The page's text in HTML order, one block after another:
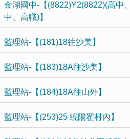
金湖國中-【(8822)Y2(8822)(高中
中、高職)】
監理站-【(181)18往沙美】
監理站-【(183)18A往沙美】
監理站-【(184)18A往山外】
監理站-【(253)25 繞陽翟村內】